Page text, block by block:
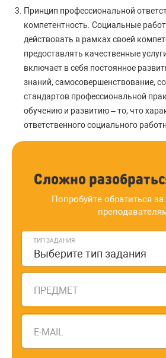
Принцип профессиональной
компетентность. Социальные
действовать в рамках своей
предоставлять качественные
включает в себя постоянное
знаний, самосовершенствование,
стандартов профессиональной
обучению и развитию – то, что
ответственного социального
Сложно
Попробуйте обратиться
ТИП ЗАДАНИЯ
Выберите тип задания
ПРЕДМЕТ
E-MAIL